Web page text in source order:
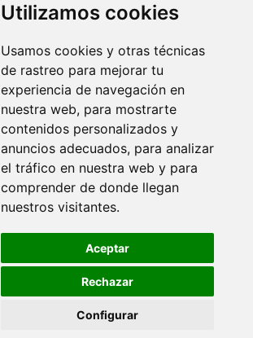
Utilizamos cookies
Usamos cookies y otras técnicas
de rastreo para mejorar tu
experiencia de navegación en
nuestra web, para mostrarte
contenidos personalizados y
anuncios adecuados, para analizar
el tráfico en nuestra web y para
comprender de donde llegan
nuestros visitantes.
Aceptar
Rechazar
Configurar